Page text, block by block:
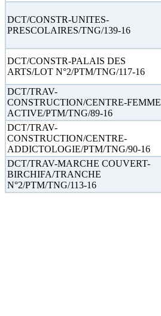
DCT/CONSTR-UNITES-
PRESCOLAIRES/TNG/139-16
DCT/CONSTR-PALAIS DES
ARTS/LOT N°2/PTM/TNG/117-16
DCT/TRAV-
CONSTRUCTION/CENTRE-FEMME
ACTIVE/PTM/TNG/89-16
DCT/TRAV-
CONSTRUCTION/CENTRE-
ADDICTOLOGIE/PTM/TNG/90-16
DCT/TRAV-MARCHE COUVERT-
BIRCHIFA/TRANCHE
N°2/PTM/TNG/113-16